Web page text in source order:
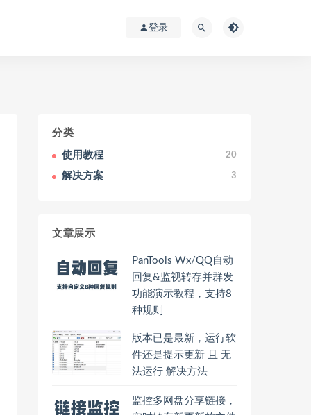
登录
分类
使用教程 20
解决方案 3
文章展示
PanTools Wx/QQ自动
回复&监视转存并群发
功能演示教程，支持8
种规则
版本已是最新，运行软
件还是提示更新 且 无
法运行 解决方法
监控多网盘分享链接，